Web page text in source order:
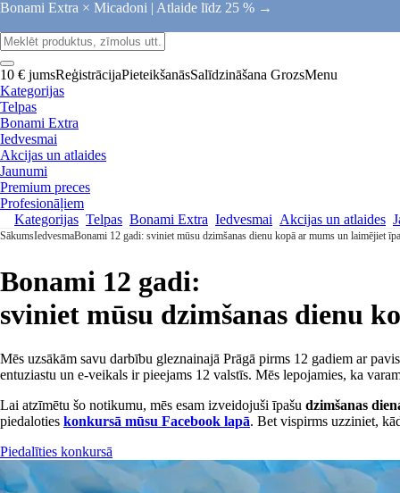
Bonami Extra × Micadoni | Atlaide līdz 25 % →
10 € jumsReģistrācijaPieteikšanāsSalīdzināšana GrozsMenu
Kategorijas
Telpas
Bonami Extra
Iedvesmai
Akcijas un atlaides
Jaunumi
Premium preces
Profesionāļiem
Kategorijas Telpas Bonami Extra Iedvesmai Akcijas un atlaides
SākumsIedvesmaBonami 12 gadi: sviniet mūsu dzimšanas dienu kopā ar mums un laimējiet
Bonami 12 gadi:
sviniet mūsu dzimšanas dienu
Mēs uzsākām savu darbību gleznainajā Prāgā pirms 12 gadiem ar
entuziastu un e-veikals ir pieejams 12 valstīs. Mēs lepojamies, ka
Lai atzīmētu šo notikumu, mēs esam izveidojuši īpašu dzimšanas
piedaloties konkursā mūsu Facebook lapā. Bet vispirms uzziniet,
Piedalīties konkursā